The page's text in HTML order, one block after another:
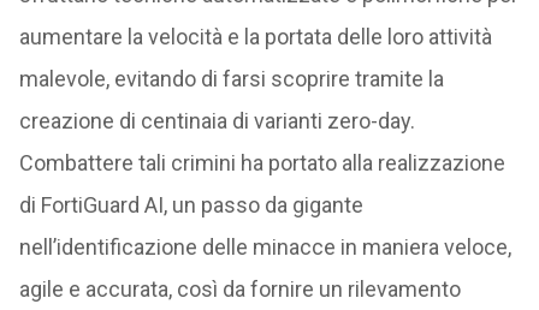
aumentare la velocità e la portata delle loro attività
malevole, evitando di farsi scoprire tramite la
creazione di centinaia di varianti zero-day.
Combattere tali crimini ha portato alla realizzazione
di FortiGuard AI, un passo da gigante
nell’identificazione delle minacce in maniera veloce,
agile e accurata, così da fornire un rilevamento